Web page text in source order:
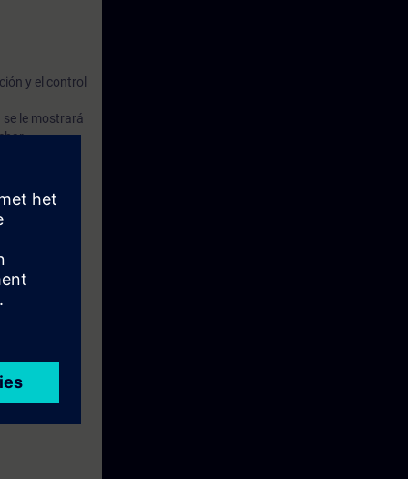
y el control
se le mostrará